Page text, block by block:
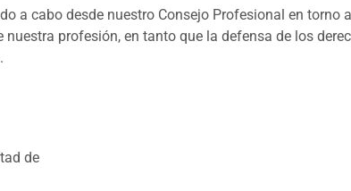
a cabo desde nuestro Consejo Profesional en
profesión, en tanto que la defensa de los
de